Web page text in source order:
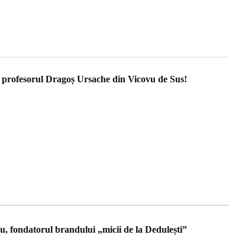
Dragoș Ursache din Vicovu de Sus!
fondatorul brandului „micii de la Dedulești”